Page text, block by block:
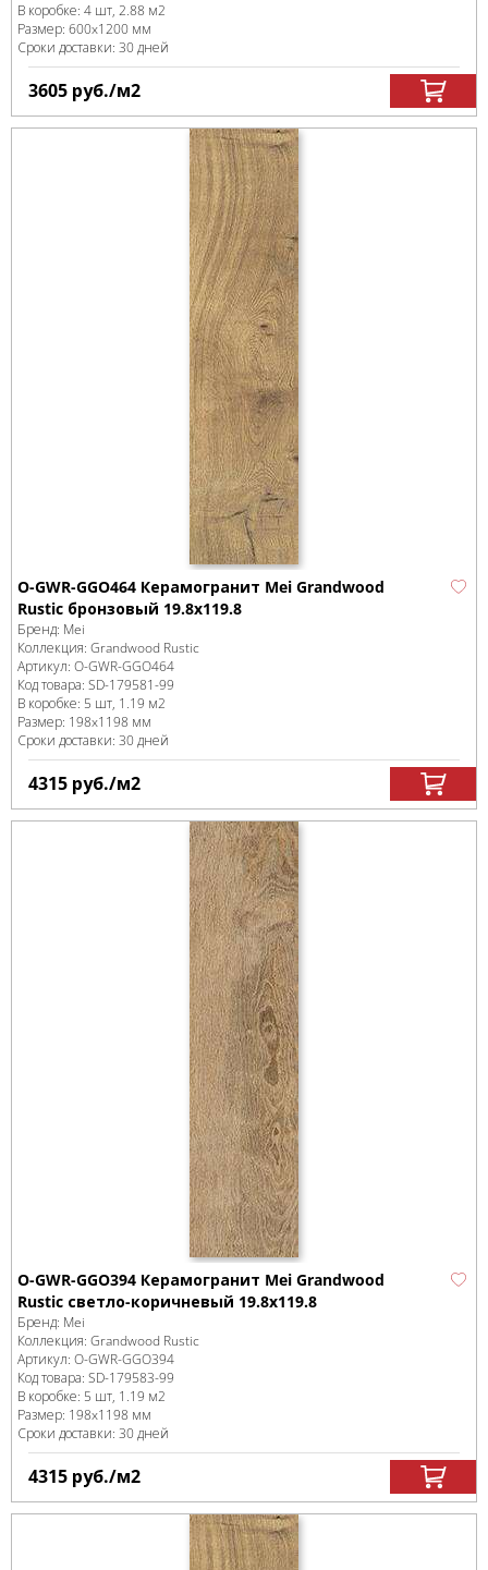
В коробке: 4 шт, 2.88 м2
Размер: 600x1200 мм
Сроки доставки: 30 дней
3605 руб./м2
O-GWR-GGO464 Керамогранит Mei Grandwood
Rustic бронзовый 19.8x119.8
Бренд: Mei
Коллекция: Grandwood Rustic
Артикул: O-GWR-GGO464
Код товара: SD-179581-99
В коробке: 5 шт, 1.19 м2
Размер: 198x1198 мм
Сроки доставки: 30 дней
4315 руб./м2
O-GWR-GGO394 Керамогранит Mei Grandwood
Rustic светло-коричневый 19.8x119.8
Бренд: Mei
Коллекция: Grandwood Rustic
Артикул: O-GWR-GGO394
Код товара: SD-179583-99
В коробке: 5 шт, 1.19 м2
Размер: 198x1198 мм
Сроки доставки: 30 дней
4315 руб./м2